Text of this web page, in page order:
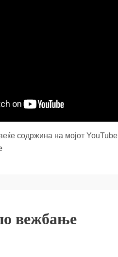
содржина на мојот YouTube
вежбање